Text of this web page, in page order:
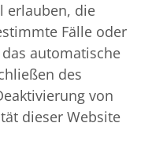
erlauben, die
Fälle oder
automatische
des
von
dieser Website